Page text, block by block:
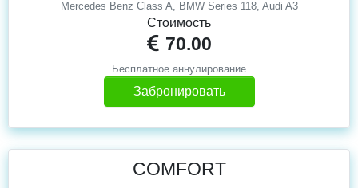
Mercedes Benz Class A, BMW Series 118, Audi A3
Стоимость
70.00
Бесплатное аннулирование
Забронировать
COMFORT